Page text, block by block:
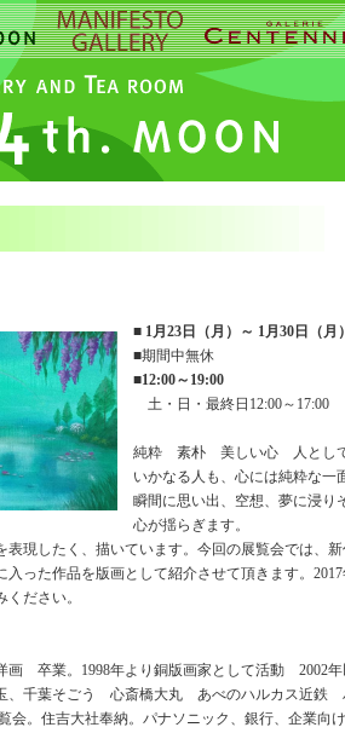
■ 1月23日（月）～ 1月30日（月
■期間中無休
■12:00～19:00
土・日・最終日12:00～17:00
純粋 素朴 美しい心 人とし
いかなる人も、心には純粋な
瞬間に思い出、空想、夢に浸り
心が揺らぎます。
表現したく、描いています。今回の展覧会では、
入った作品を版画として紹介させて頂きます。
ださい。
画 卒業。1998年より銅版画家として活動 2002
、千葉そごう 心斎橋大丸 あべのハルカス近鉄
覧会。住吉大社奉納。パナソニック、銀行、企業